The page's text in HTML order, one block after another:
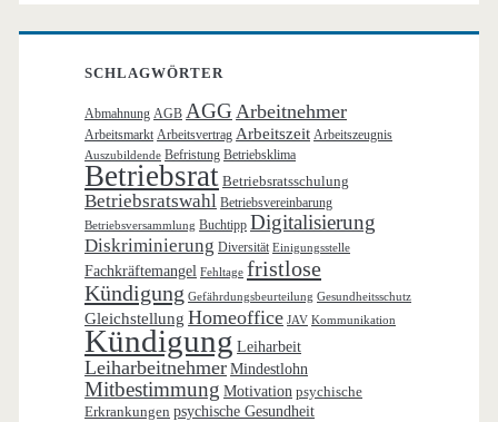
SCHLAGWÖRTER
Abmahnung AGB AGG Arbeitnehmer
Arbeitsmarkt Arbeitsvertrag Arbeitszeit Arbeitszeugnis
Auszubildende Befristung Betriebsklima
Betriebsrat Betriebsratsschulung
Betriebsratswahl Betriebsvereinbarung
Betriebsversammlung Buchtipp Digitalisierung
Diskriminierung Diversität Einigungsstelle
Fachkräftemangel Fehltage fristlose
Kündigung Gefährdungsbeurteilung Gesundheitsschutz
Gleichstellung Homeoffice JAV Kommunikation
Kündigung Leiharbeit
Leiharbeitnehmer Mindestlohn
Mitbestimmung Motivation psychische
Erkrankungen psychische Gesundheit